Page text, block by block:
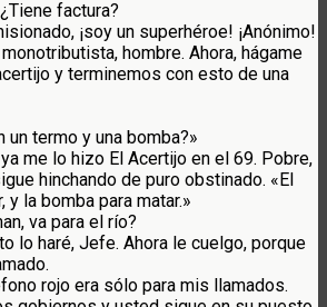
factura?
¡soy un superhéroe! ¡Anónimo!
hombre. Ahora, hágame
y terminemos con esto de una
un termo y una bomba?»
me lo hizo El Acertijo en el 69. Pobre,
hinchando de puro obstinado. «El
y la bomba para matar.»
va para el río?
lo haré, Jefe. Ahora le cuelgo, porque
rojo era sólo para mis llamados.